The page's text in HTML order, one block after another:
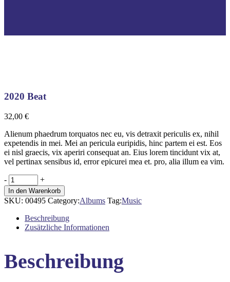
2020 Beat
32,00 €
Alienum phaedrum torquatos nec eu, vis detraxit periculis ex, nihil
expetendis in mei. Mei an pericula euripidis, hinc partem ei est. Eos
ei nisl graecis, vix aperiri consequat an. Eius lorem tincidunt vix at,
vel pertinax sensibus id, error epicurei mea et. pro, alia illum ea vim.
2020
Beat
quantity
- +
In den Warenkorb
SKU: 00495 Category:Albums Tag:Music
Beschreibung
Zusätzliche Informationen
Beschreibung